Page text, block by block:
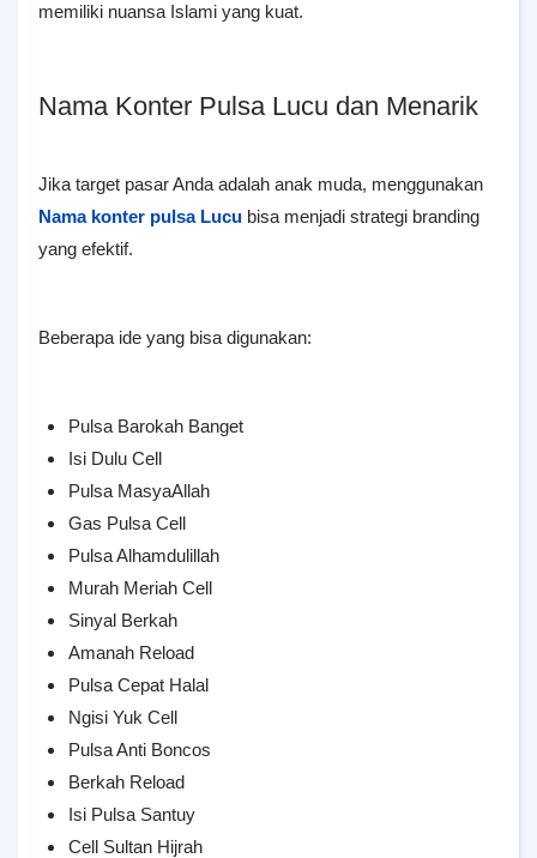
memiliki nuansa Islami yang kuat.
Nama Konter Pulsa Lucu dan Menarik
Jika target pasar Anda adalah anak muda, menggunakan
Nama konter pulsa Lucu bisa menjadi strategi branding
yang efektif.
Beberapa ide yang bisa digunakan:
Pulsa Barokah Banget
Isi Dulu Cell
Pulsa MasyaAllah
Gas Pulsa Cell
Pulsa Alhamdulillah
Murah Meriah Cell
Sinyal Berkah
Amanah Reload
Pulsa Cepat Halal
Ngisi Yuk Cell
Pulsa Anti Boncos
Berkah Reload
Isi Pulsa Santuy
Cell Sultan Hijrah